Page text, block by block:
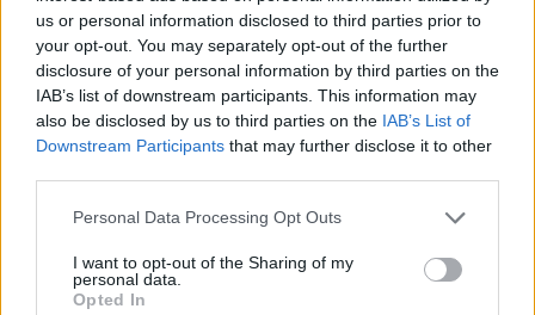
us or personal information disclosed to third parties prior to
your opt-out. You may separately opt-out of the further
disclosure of your personal information by third parties on the
IAB’s list of downstream participants. This information may
also be disclosed by us to third parties on the IAB’s List of
Downstream Participants that may further disclose it to other
Personal Data Processing Opt Outs
I want to opt-out of the Sharing of my
personal data.
Opted In
ΜΕΣΟΓΕΙΑΚΟΙ ΑΓΩΝΕΣ TARANTO 2026 ΕΟΕ